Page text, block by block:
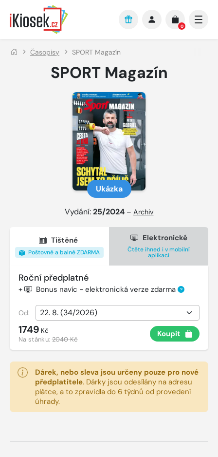
Přejít na hlavní obsah
0
Časopisy SPORT Magazín
SPORT Magazín
Ukázka
Vydání:25/2024 – Archiv
Tištěné
Poštovné a balné ZDARMA
Elektronické
Čtěte ihned i v mobilní
aplikaci
Roční předplatné
+ Bonus navíc - elektronická verze zdarma ?
Od:
1749 Kč
Na stánku:2040 Kč
Koupit
Dárek, nebo sleva jsou určeny pouze pro nové
předplatitele. Dárky jsou odesílány na adresu
plátce, a to zpravidla do 6 týdnů od provedení
úhrady.